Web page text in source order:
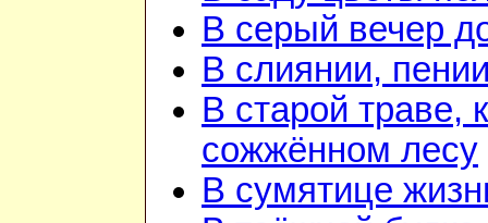
В серый вечер
В слиянии,
В старой траве,
сожжённом лесу
В сумятице